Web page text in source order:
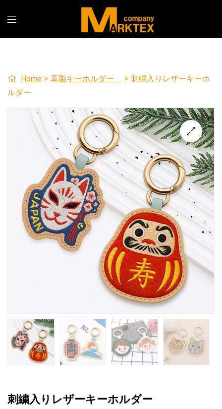
Home > 革製キーホルダー > 刺繍入りレザーキーホ
ルダー
🔍
刺繍入りレザーキーホルダー